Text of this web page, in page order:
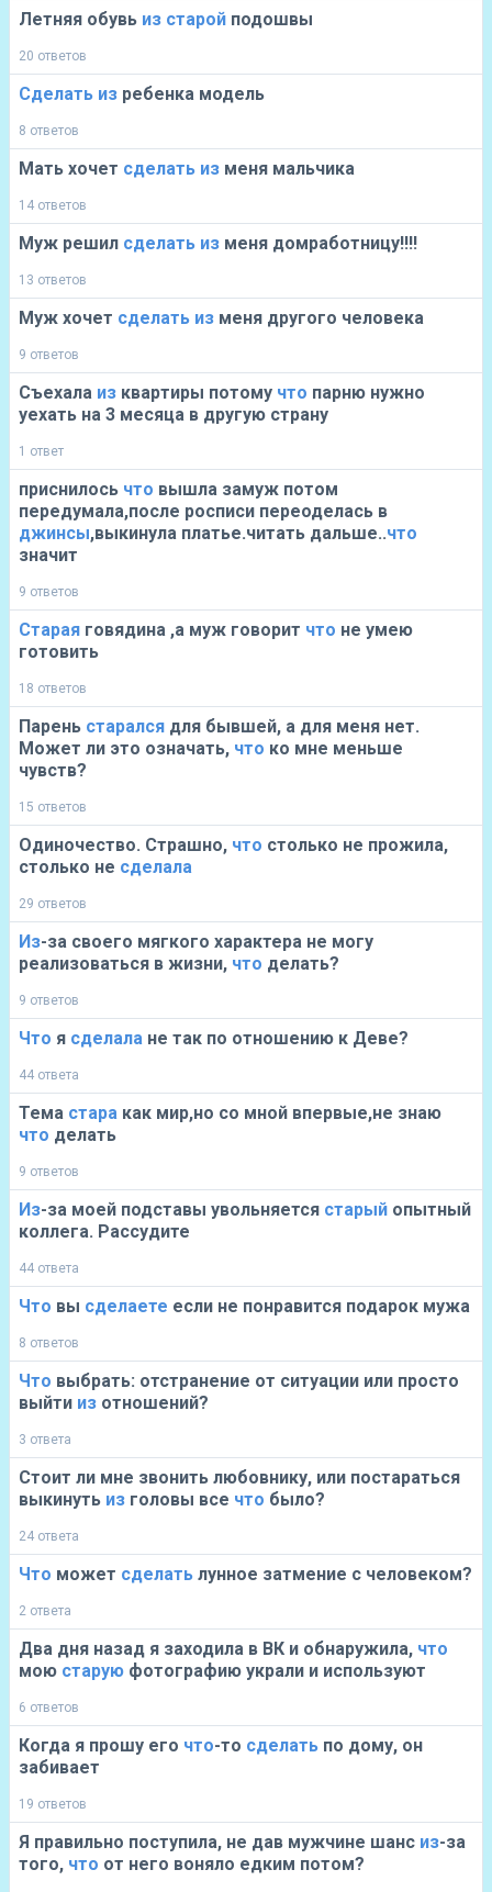
Летняя обувь из старой подошвы
20 ответов
Сделать из ребенка модель
8 ответов
Мать хочет сделать из меня мальчика
14 ответов
Муж решил сделать из меня домработницу!!!!
13 ответов
Муж хочет сделать из меня другого человека
9 ответов
Съехала из квартиры потому что парню нужно
уехать на 3 месяца в другую страну
1 ответ
приснилось что вышла замуж потом
передумала,после росписи переоделась в
джинсы,выкинула платье.читать дальше..что
значит
9 ответов
Старая говядина ,а муж говорит что не умею
готовить
18 ответов
Парень старался для бывшей, а для меня нет.
Может ли это означать, что ко мне меньше
чувств?
15 ответов
Одиночество. Страшно, что столько не прожила,
столько не сделала
29 ответов
Из-за своего мягкого характера не могу
реализоваться в жизни, что делать?
9 ответов
Что я сделала не так по отношению к Деве?
44 ответа
Тема стара как мир,но со мной впервые,не знаю
что делать
9 ответов
Из-за моей подставы увольняется старый опытный
коллега. Рассудите
44 ответа
Что вы сделаете если не понравится подарок мужа
8 ответов
Что выбрать: отстранение от ситуации или просто
выйти из отношений?
3 ответа
Стоит ли мне звонить любовнику, или постараться
выкинуть из головы все что было?
24 ответа
Что может сделать лунное затмение с человеком?
2 ответа
Два дня назад я заходила в ВК и обнаружила, что
мою старую фотографию украли и используют
6 ответов
Когда я прошу его что-то сделать по дому, он
забивает
19 ответов
Я правильно поступила, не дав мужчине шанс из-за
того, что от него воняло едким потом?